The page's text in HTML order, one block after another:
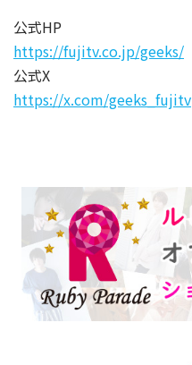
公式HP
https://fujitv.co.jp/geeks/
公式X
https://x.com/geeks_fujitv